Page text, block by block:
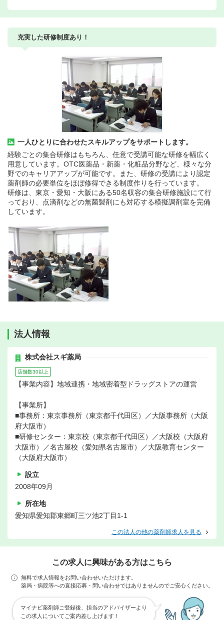
充実した研修制度あり！
一人ひとりに合わせたスキルアップをサポートします。
経験ごとの集合研修はもちろん、任意で受講可能な研修を幅広く
用意しています。OTC医薬品・新薬・化粧品分野など、様々な分
野でのキャリアアップが可能です。また、研修の受講により認定
薬剤師の必要単位をほぼ修得できる制度作りを行っています。
研修は、東京・愛知・大阪にある50名収容の集合研修施設にて行
っており、点滴剤などの無菌製剤にも対応する模擬調剤室を完備
しています。
法人情報
株式会社スギ薬局
店舗数30以上
【事業内容】地域連携・地域密着型ドラッグストアの運営
【事業所】
■事務所：東京事務所（東京都千代田区）／大阪事務所（大阪
府大阪市）
■研修センター：東京校（東京都千代田区）／大阪校（大阪府
大阪市）／名古屋校（愛知県名古屋市）／大阪教育センター
（大阪府大阪市）
設立
2008年09月
所在地
愛知県愛知郡東郷町三ツ池2丁目1-1
この法人の他の薬剤師求人を見る
この求人に興味がある方はこちら
無料で求人情報をお問い合わせいただけます。
薬局・病院等への直接応募・問い合わせではありませんのでご安心ください。
マイナビ薬剤師ご登録後、担当のアドバイザーより
この求人についてご案内差し上げます！